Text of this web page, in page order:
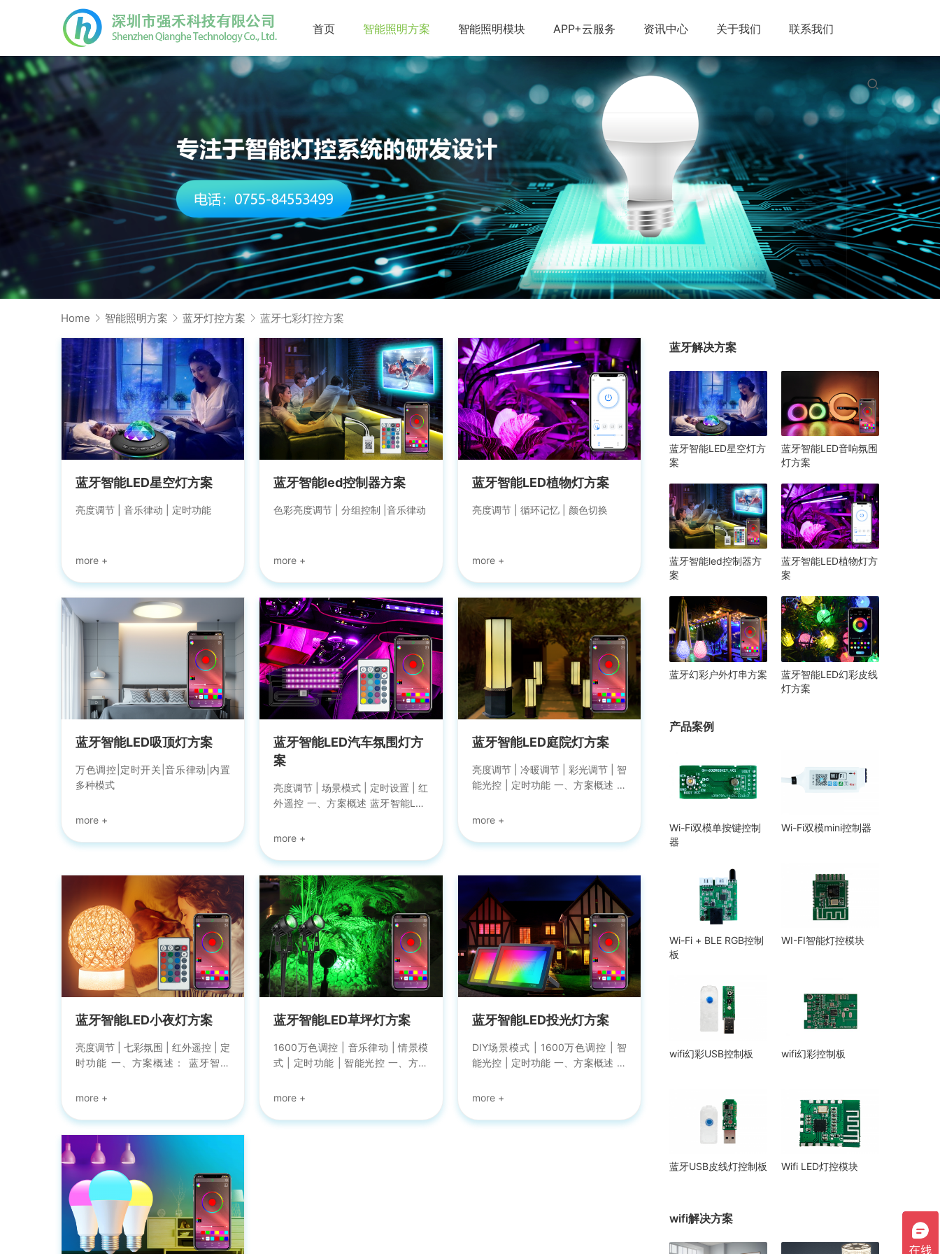
首页 智能照明方案 智能照明模块 APP+云服务 资讯中心 关于我们 联系我们
Home 智能照明方案 蓝牙灯控方案 蓝牙七彩灯控方案
蓝牙智能LED星空灯方案
亮度调节 | 音乐律动 | 定时功能
蓝牙智能led控制器方案
色彩亮度调节 | 分组控制 |音乐律动
蓝牙智能LED植物灯方案
亮度调节 | 循环记忆 | 颜色切换
蓝牙智能LED吸顶灯方案
万色调控|定时开关|音乐律动|内置
多种模式
蓝牙智能LED汽车氛围灯方
案
亮度调节 | 场景模式 | 定时设置 | 红
外遥控 一、方案概述 蓝牙智能LED
为智能LED照明所研发的蓝牙灯控
让您享受灯光与音乐带来的快乐体
验。目前支持RGB、RGBW灯条产
品接入，配合强禾科技免费公版
APP(happylighting)可以对汽车氛
围灯亮度进行调节、颜色调节、色
温调节、场景模式、定时设置、红
外遥控、音乐律动等功能。 目前
APP支持安卓和IOS系统，拥有激情
红、激光绿、宝石蓝、经典白、柿
种...
蓝牙智能LED庭院灯方案
亮度调节 | 冷暖调节 | 彩光调节 | 智
能光控 | 定时功能 一、方案概述 蓝
技专门为智能LED照明所研发的蓝
外庭院灯具类产品的改造，包括地
观灯等等；基于蓝牙协议能快速实
现庭院灯具类产品智能化控制，支
持1-5路庭院灯产品的接入；配合强
禾科技免费公版灯控
APP(happylighting)可以实现单
灯、组灯和区域场景的控制；支持
智能光控、亮度调节、冷暖调节、
彩光调节、红外遥控、定时功能，
适用于庭院、小...
蓝牙智能LED小夜灯方案
亮度调节 | 七彩氛围 | 红外遥控 | 定
时功能 一、方案概述： 蓝牙智能
为智能家居LED照明所研发的蓝牙
类产品的智能化改造，可帮助其快
夜灯产品的接入以及人体感应和光
线感应，配合强禾科技免费公版
APP(happylighting)可以实现灯光
亮度的调节、颜色色温调节、定时
开关、触摸、红外遥控等智能调节
功能。另外还支持感应模式的切
换、感应灵敏度的调节以及感应联
蓝牙智能LED草坪灯方案
1600万色调控 | 音乐律动 | 情景模
式 | 定时功能 | 智能光控 一、方案
深圳强禾科技针对智能LED照明所
现LED草坪灯产品智能化控制。目
蓝牙智能LED投光灯方案
DIY场景模式 | 1600万色调控 | 智
能光控 | 定时功能 一、方案概述 蓝
禾科技专门为智能家居LED照明所
智能家居投光灯产品智能化控制。
蓝牙解决方案
蓝牙智能LED星空灯方
案
蓝牙智能LED音响氛围
灯方案
蓝牙智能led控制器方
案
蓝牙智能LED植物灯方
案
蓝牙幻彩户外灯串方案
蓝牙智能LED幻彩皮线
灯方案
产品案例
Wi-Fi双模单按键控制
器
Wi-Fi双模mini控制器
Wi-Fi + BLE RGB控制
板
WI-FI智能灯控模块
wifi幻彩USB控制板 wifi幻彩控制板
蓝牙USB皮线灯控制板 Wifi LED灯控模块
wifi解决方案